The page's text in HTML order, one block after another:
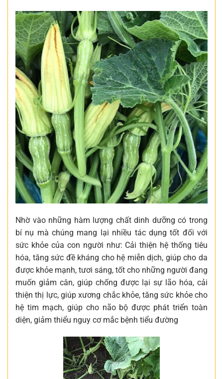
Nhờ vào những hàm lượng chất dinh dưỡng có trong
bí nụ mà chúng mang lại nhiều tác dụng tốt đối với
sức khỏe của con người như: Cải thiện hệ thống tiêu
hóa, tăng sức đề kháng cho hệ miễn dịch, giúp cho da
được khỏe mạnh, tươi sáng, tốt cho những người đang
muốn giảm cân, giúp chống được lại sự lão hóa, cải
thiện thị lực, giúp xương chắc khỏe, tăng sức khỏe cho
hệ tim mạch, giúp cho não bộ được phát triển toàn
diện, giảm thiểu nguy cơ mắc bệnh tiểu đường